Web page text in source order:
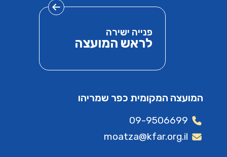
פנייה ישירה
לראש המועצה
המועצה המקומית כפר שמריהו
09-9506699
moatza@kfar.org.il